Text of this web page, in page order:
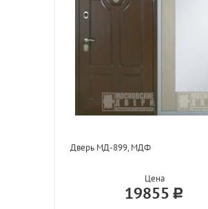
Дверь МД-899, МДФ
Цена
19855